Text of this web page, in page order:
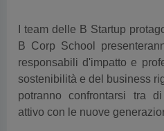
I team delle B Startup
B Corp School
responsabili d'impatto e
sostenibilità e del business
potranno confrontarsi tra
attivo con le nuove